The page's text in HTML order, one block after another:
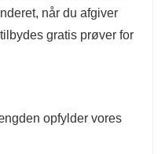
når du afgiver
gratis prøver for
opfylder vores